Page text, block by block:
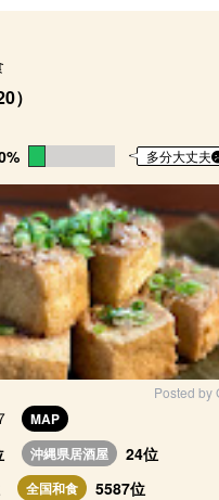
）
多分大丈夫
Posted by
MAP
沖縄県居酒屋 24位
全国和食 5587位